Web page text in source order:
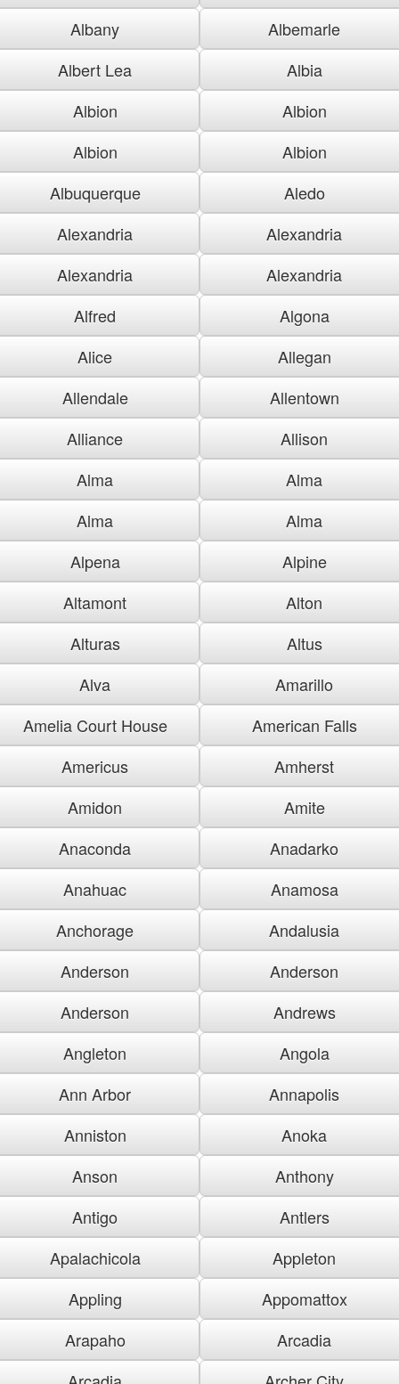
Albany
Albemarle
Albert Lea
Albia
Albion
Albion
Albion
Albion
Albuquerque
Aledo
Alexandria
Alexandria
Alexandria
Alexandria
Alfred
Algona
Alice
Allegan
Allendale
Allentown
Alliance
Allison
Alma
Alma
Alma
Alma
Alpena
Alpine
Altamont
Alton
Alturas
Altus
Alva
Amarillo
Amelia Court House
American Falls
Americus
Amherst
Amidon
Amite
Anaconda
Anadarko
Anahuac
Anamosa
Anchorage
Andalusia
Anderson
Anderson
Anderson
Andrews
Angleton
Angola
Ann Arbor
Annapolis
Anniston
Anoka
Anson
Anthony
Antigo
Antlers
Apalachicola
Appleton
Appling
Appomattox
Arapaho
Arcadia